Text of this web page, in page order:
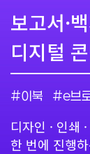
보고서·
디지털
#이북 #e브
디자인 · 인쇄
한 번에 진행